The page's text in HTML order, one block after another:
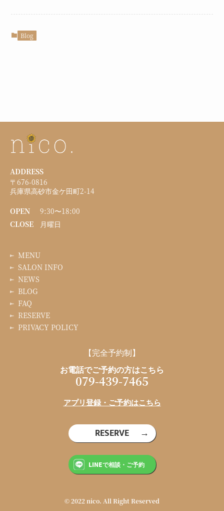
Blog
ADDRESS
〒676-0816
兵庫県高砂市金ケ田町2-14
OPEN
9:30〜18:00
CLOSE
月曜日
MENU
SALON INFO
NEWS
BLOG
FAQ
RESERVE
PRIVACY POLICY
【完全予約制】
お電話でご予約の方はこちら
079-439-7465
アプリ登録・ご予約はこちら
RESERVE
LINEで相談・ご予約
© 2022 nico. All Right Reserved